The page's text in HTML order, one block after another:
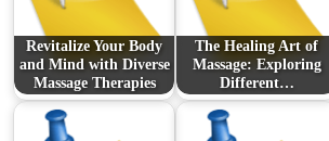
Revitalize Your Body
and Mind with Diverse
Massage Therapies
The Healing Art of
Massage: Exploring
Different…